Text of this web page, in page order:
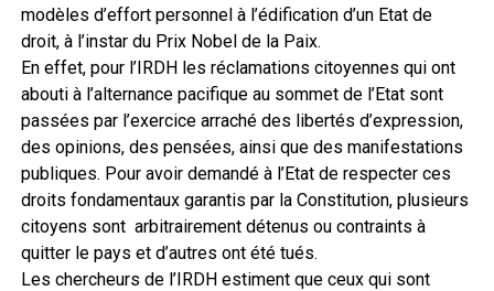
modèles d’effort personnel à l’édification d’un Etat de
droit, à l’instar du Prix Nobel de la Paix.
En effet, pour l’IRDH les réclamations citoyennes qui ont
abouti à l’alternance pacifique au sommet de l’Etat sont
passées par l’exercice arraché des libertés d’expression,
des opinions, des pensées, ainsi que des manifestations
publiques. Pour avoir demandé à l’Etat de respecter ces
droits fondamentaux garantis par la Constitution, plusieurs
citoyens sont arbitrairement détenus ou contraints à
quitter le pays et d’autres ont été tués.
Les chercheurs de l’IRDH estiment que ceux qui sont